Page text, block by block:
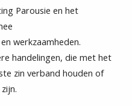
Parousie en het
werkzaamheden.
handelingen, die met het
zin verband houden of